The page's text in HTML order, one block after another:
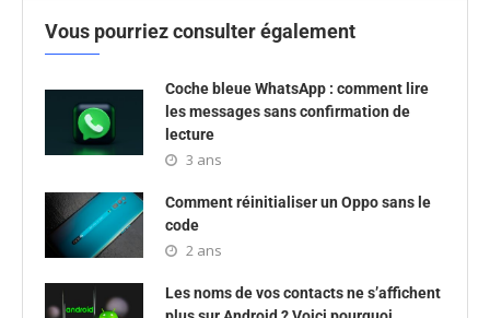
Vous pourriez consulter également
Coche bleue WhatsApp : comment lire
les messages sans confirmation de
lecture
3 ans
Comment réinitialiser un Oppo sans le
code
2 ans
Les noms de vos contacts ne s’affichent